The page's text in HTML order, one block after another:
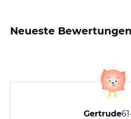
Neueste Bewertungen
Gertrude